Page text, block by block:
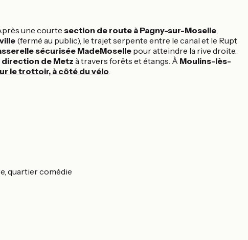
une courtesection de route à Pagny-sur-Moselle,
(fermé au public), le trajet serpente entre le canal et le Rupt
sécurisée MadeMoselle pour atteindre la rive droite.
direction de Metz à travers forêts et étangs. À Moulins-lès-
le trottoir, à côté du vélo.
quartier comédie